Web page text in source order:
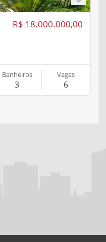
R$ 18.000.000,00
Banheiros
3
Vagas
6